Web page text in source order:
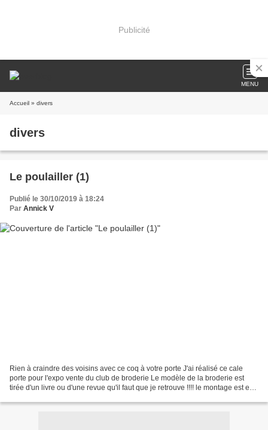
Publicité
MENU
Accueil » divers
divers
Le poulailler (1)
Publié le 30/10/2019 à 18:24
Par Annick V
Rien à craindre des voisins avec ce coq à votre porte J'ai réalisé ce cale
porte pour l'expo vente du club de broderie Le modèle de la broderie est
tirée d'un livre ou d'une revue qu'il faut que je retrouve !!!! le montage est en